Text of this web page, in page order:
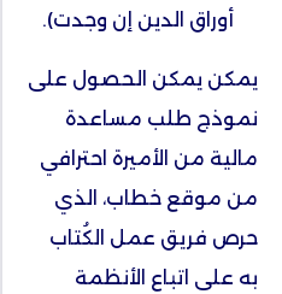
أوراق الدين إن وجدت).
يمكن يمكن الحصول على
نموذج طلب مساعدة
مالية من الأميرة احترافي
من موقع خطاب، الذي
حرص فريق عمل الكُتاب
به على اتباع الأنظمة